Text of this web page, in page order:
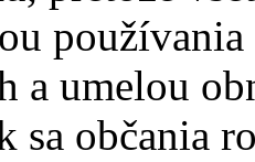
a umelou
sa občania